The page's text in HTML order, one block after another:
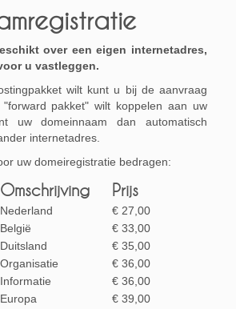
over een eigen internetadres,
u vastleggen.
wilt kunt u bij de aanvraag
pakket" wilt koppelen aan uw
uw domeinnaam dan automatisch
internetadres.
uw domeiregistratie bedragen:
Omschrijving Prijs
Nederland
€ 27,00
België
€ 33,00
Duitsland
€ 35,00
Organisatie
€ 36,00
Informatie
€ 36,00
Europa
€ 39,00